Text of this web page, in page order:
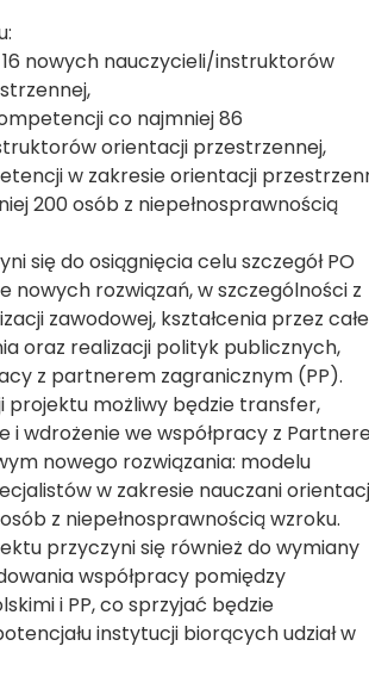
nowych nauczycieli/instruktorów
co najmniej 86
orientacji przestrzennej,
w zakresie orientacji
200 osób z niepełnosprawnością
się do osiągnięcia celu szczegół PO
nowych rozwiązań, w szczególności z
zawodowej, kształcenia przez całe
oraz realizacji polityk publicznych,
z partnerem zagranicznym (PP).
projektu możliwy będzie transfer,
i wdrożenie we współpracy z
nowego rozwiązania: modelu
w zakresie nauczani
z niepełnosprawnością wzroku.
przyczyni się również do wymiany
współpracy pomiędzy
i PP, co sprzyjać będzie
instytucji biorących udział w